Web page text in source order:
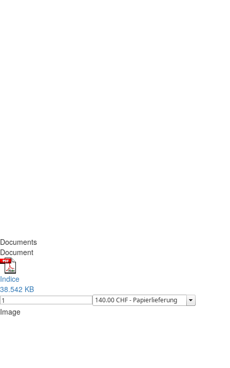
Documents
Document
Indice
38.542 KB
Image